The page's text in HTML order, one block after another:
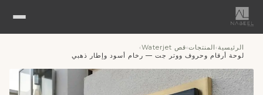
الرئيسية›المنتجات›قص Waterjet ›
لوحة أرقام وحروف ووتر جت — رخام أسود وإطار ذهبي